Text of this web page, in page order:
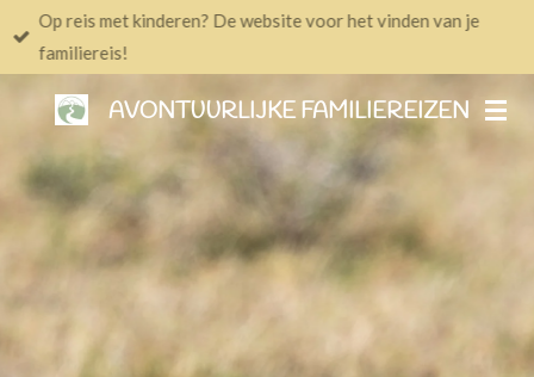
Ga
direct
hoofdinhoud
AVONTUURLIJKE FAMILIEREIZEN
Op reis met kinderen? De website voor het vinden van je
familiereis!